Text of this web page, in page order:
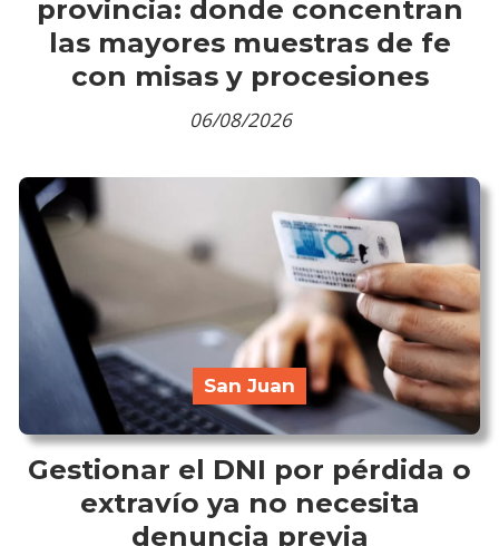
provincia: donde concentran
las mayores muestras de fe
con misas y procesiones
06/08/2026
Gestionar el DNI por pérdida o
extravío ya no necesita
denuncia previa
San Juan